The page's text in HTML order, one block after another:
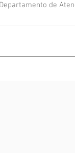
de